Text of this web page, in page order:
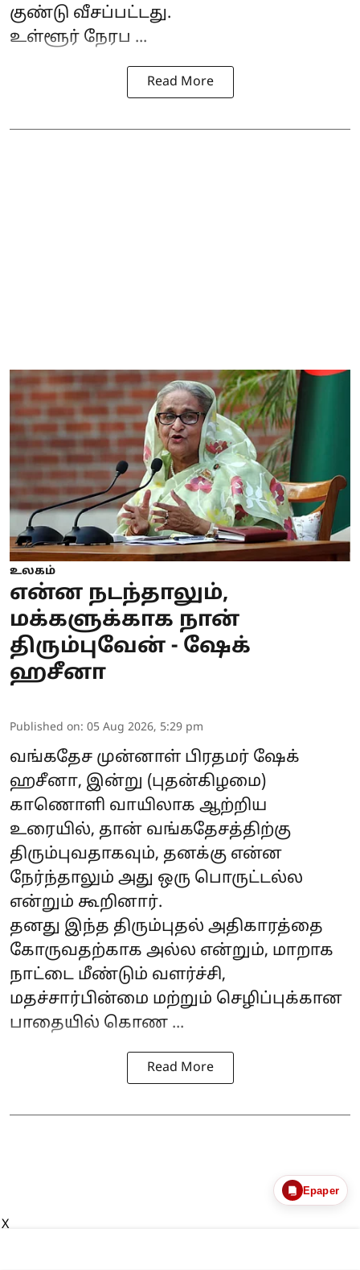
குண்டு வீசப்பட்டது.
உள்ளூர் நேரப ...
Read More
உலகம்
என்ன நடந்தாலும்,
மக்களுக்காக நான்
திரும்புவேன் - ஷேக்
ஹசீனா
Published on: 05 Aug 2026, 5:29 pm
வங்கதேச முன்னாள் பிரதமர் ஷேக்
ஹசீனா, இன்று (புதன்கிழமை)
காணொளி வாயிலாக ஆற்றிய
உரையில், தான் வங்கதேசத்திற்கு
திரும்புவதாகவும், தனக்கு என்ன
நேர்ந்தாலும் அது ஒரு பொருட்டல்ல
என்றும் கூறினார்.
தனது இந்த திரும்புதல் அதிகாரத்தை
கோருவதற்காக அல்ல என்றும், மாறாக
நாட்டை மீண்டும் வளர்ச்சி,
மதச்சார்பின்மை மற்றும் செழிப்புக்கான
பாதையில் கொண ...
Read More
Epaper
X